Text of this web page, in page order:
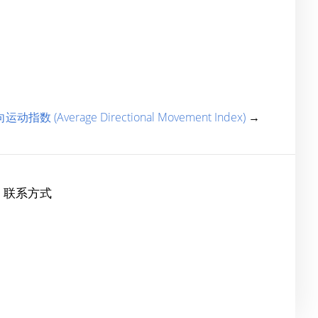
运动指数 (Average Directional Movement Index) →
联系方式